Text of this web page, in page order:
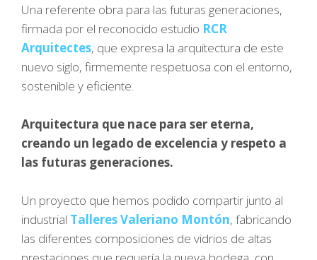
Una referente obra para las futuras generaciones,
firmada por el reconocido estudio RCR
Arquitectes, que expresa la arquitectura de este
nuevo siglo, firmemente respetuosa con el entorno,
sostenible y eficiente.
Arquitectura que nace para ser eterna,
creando un legado de excelencia y respeto a
las futuras generaciones.
Un proyecto que hemos podido compartir junto al
industrial Talleres Valeriano Montón, fabricando
las diferentes composiciones de vidrios de altas